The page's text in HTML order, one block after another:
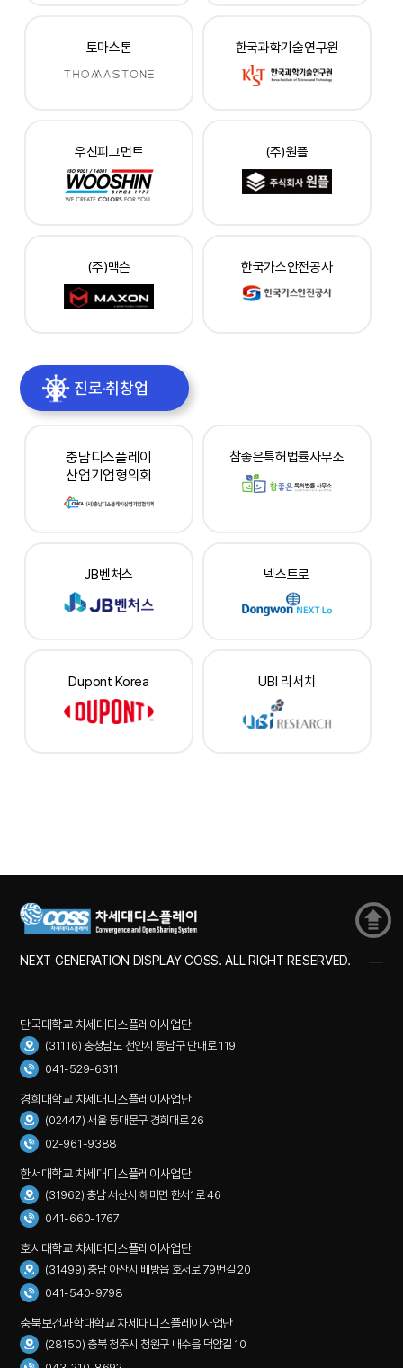
토마스톤 한국과학기술연구원
우신피그먼트 (주)원플
(주)맥슨 한국가스안전공사
진로·취창업
충남디스플레이
산업기업형의회
참좋은특허법률사무소
JB벤처스 넥스트로
Dupont Korea UBI 리서치
NEXT GENERATION DISPLAY COSS. ALL RIGHT RESERVED.
단국대학교 차세대디스플레이사업단
(31116) 충청남도 천안시 동남구 단대로 119
041-529-6311
경희대학교 차세대디스플레이사업단
(02447) 서울 동대문구 경희대로 26
02-961-9388
한서대학교 차세대디스플레이사업단
(31962) 충남 서산시 해미면 한서1로 46
041-660-1767
호서대학교 차세대디스플레이사업단
(31499) 충남 아산시 배방읍 호서로 79번길 20
041-540-9798
충북보건과학대학교 차세대디스플레이사업단
(28150) 충북 청주시 청원구 내수읍 덕암길 10